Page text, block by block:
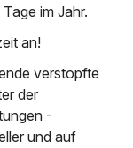
im Jahr.
an!
verstopfte
der
-
und auf